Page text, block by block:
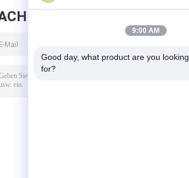
HINTERLASSEN
9:00 AM
Good day, what product are you looking
for?